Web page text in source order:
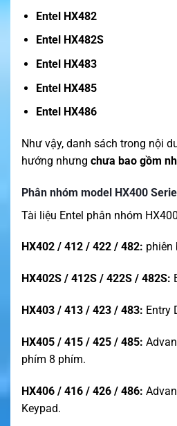
Entel HX482
Entel HX482S
Entel HX483
Entel HX485
Entel HX486
Như vậy, danh sách trong nội
hướng nhưng chưa bao gồm
Phân nhóm model HX400
Tài liệu Entel phân nhóm
HX402 / 412 / 422 / 482: phiên
HX402S / 412S / 422S / 482S:
HX403 / 413 / 423 / 483: Entry
HX405 / 415 / 425 / 485:
phím 8 phím.
HX406 / 416 / 426 / 486:
Keypad.